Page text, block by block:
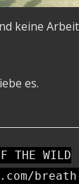
keine
es.
THE WILD